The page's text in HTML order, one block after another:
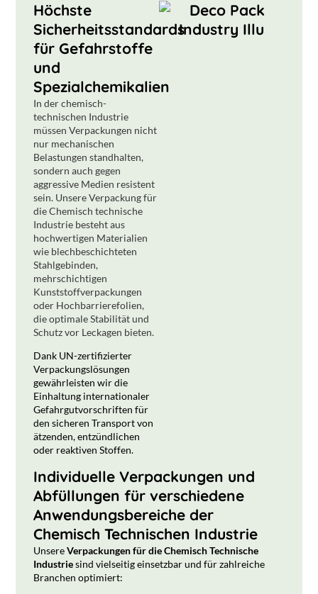
Höchste
Sicherheitsstandards
für Gefahrstoffe
und
Spezialchemikalien
In der chemisch-
technischen Industrie
müssen Verpackungen nicht
nur mechanischen
Belastungen standhalten,
sondern auch gegen
aggressive Medien resistent
sein. Unsere Verpackung für
die Chemisch technische
Industrie besteht aus
hochwertigen Materialien
wie blechbeschichteten
Stahlgebinden,
mehrschichtigen
Kunststoffverpackungen
oder Hochbarrierefolien,
die optimale Stabilität und
Schutz vor Leckagen bieten.
Dank UN-zertifizierter
Verpackungslösungen
gewährleisten wir die
Einhaltung internationaler
Gefahrgutvorschriften für
den sicheren Transport von
ätzenden, entzündlichen
oder reaktiven Stoffen.
Individuelle Verpackungen und
Abfüllungen für verschiedene
Anwendungsbereiche der
Chemisch Technischen Industrie
UnsereVerpackungen für die Chemisch Technische
Industriesind vielseitig einsetzbar und für zahlreiche
Branchen optimiert: